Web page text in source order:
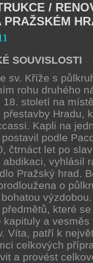
/
PRAŽSKÉM
SOUVISLOSTI
sv. Kříže s
rohu druhého
18. století na
přestavby Hradu,
Kapli na
podle
čtrnáct let po
abdikaci, vyhlásil
Pražský hrad.
o
které
kapituly a
Víta, patří k
celkových
a provést